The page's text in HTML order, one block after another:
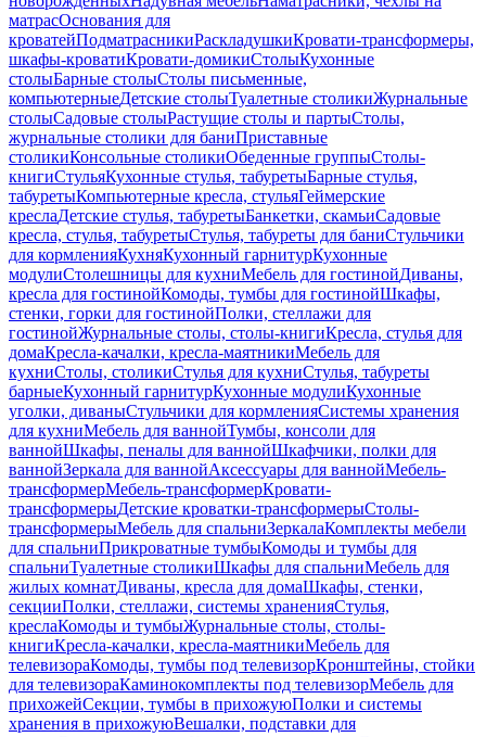
матрасОснования для
кроватейПодматрасникиРаскладушкиКровати-трансформеры,
шкафы-кроватиКровати-домикиСтолыКухонные
столыБарные столыСтолы письменные,
компьютерныеДетские столыТуалетные столикиЖурнальные
столыСадовые столыРастущие столы и партыСтолы,
журнальные столики для баниПриставные
столикиКонсольные столикиОбеденные группыСтолы-
книгиСтульяКухонные стулья, табуретыБарные стулья,
табуретыКомпьютерные кресла, стульяГеймерские
креслаДетские стулья, табуретыБанкетки, скамьиСадовые
кресла, стулья, табуретыСтулья, табуреты для баниСтульчики
для кормленияКухняКухонный гарнитурКухонные
модулиСтолешницы для кухниМебель для гостинойДиваны,
кресла для гостинойКомоды, тумбы для гостинойШкафы,
стенки, горки для гостинойПолки, стеллажи для
гостинойЖурнальные столы, столы-книгиКресла, стулья для
домаКресла-качалки, кресла-маятникиМебель для
кухниСтолы, столикиСтулья для кухниСтулья, табуреты
барныеКухонный гарнитурКухонные модулиКухонные
уголки, диваныСтульчики для кормленияСистемы хранения
для кухниМебель для ваннойТумбы, консоли для
ваннойШкафы, пеналы для ваннойШкафчики, полки для
ваннойЗеркала для ваннойАксессуары для ваннойМебель-
трансформерМебель-трансформерКровати-
трансформерыДетские кроватки-трансформерыСтолы-
трансформерыМебель для спальниЗеркалаКомплекты мебели
для спальниПрикроватные тумбыКомоды и тумбы для
спальниТуалетные столикиШкафы для спальниМебель для
жилых комнатДиваны, кресла для домаШкафы, стенки,
секцииПолки, стеллажи, системы храненияСтулья,
креслаКомоды и тумбыЖурнальные столы, столы-
книгиКресла-качалки, кресла-маятникиМебель для
телевизораКомоды, тумбы под телевизорКронштейны, стойки
для телевизораКаминокомплекты под телевизорМебель для
прихожейСекции, тумбы в прихожуюПолки и системы
хранения в прихожуюВешалки, подставки для